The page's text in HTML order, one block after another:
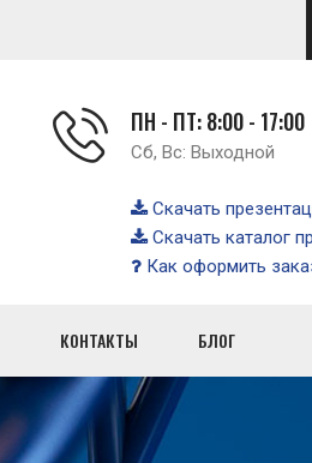
ПН - ПТ: 8:00 - 17:00
Сб, Вс: Выходной
Скачать
Скачать каталог
Как оформить
КОНТАКТЫ БЛОГ